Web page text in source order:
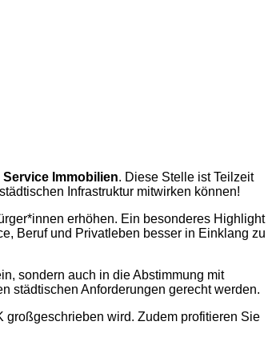
Service Immobilien. Diese Stelle ist Teilzeit
Infrastruktur mitwirken können!
erhöhen. Ein besonderes Highlight
Beruf und Privatleben besser in Einklang zu
sondern auch in die Abstimmung mit
städtischen Anforderungen gerecht werden.
großgeschrieben wird. Zudem profitieren Sie